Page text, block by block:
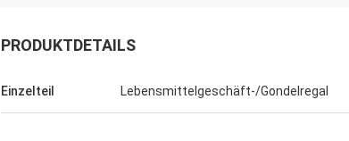
PRODUKTDETAILS
Einzelteil Lebensmittelgeschäft-/Gondelregal